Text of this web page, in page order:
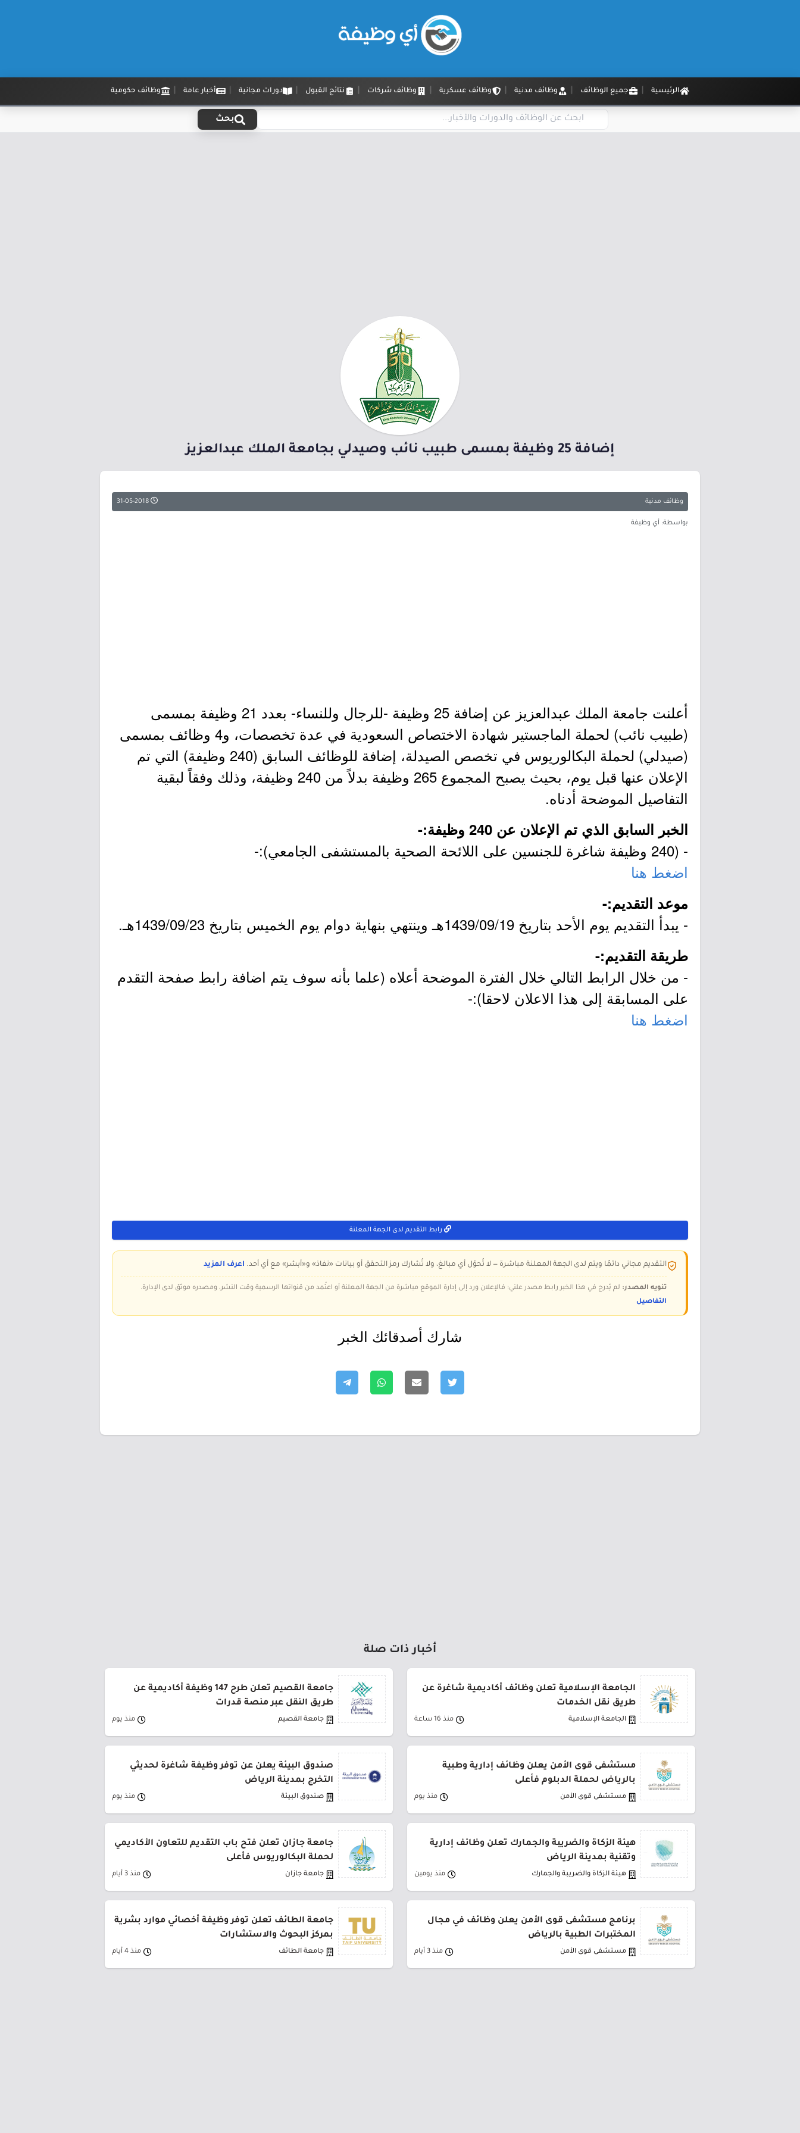
الرئيسية جميع الوظائف وظائف مدنية وظائف عسكرية وظائف شركات نتائج القبول دورات مجانية أخبار عامة وظائف حكومية
بحث
إضافة 25 وظيفة بمسمى طبيب نائب وصيدلي بجامعة الملك عبدالعزيز
وظائف مدنية
بواسطة: أي وظيفة
أعلنت جامعة الملك عبدالعزيز عن إضافة 25 وظيفة -للرجال وللنساء- بعدد 21 وظيفة بمسمى
(طبيب نائب) لحملة الماجستير شهادة الاختصاص السعودية في عدة تخصصات، و4 وظائف بمسمى
(صيدلي) لحملة البكالوريوس في تخصص الصيدلة، إضافة للوظائف السابق (240 وظيفة) التي تم
الإعلان عنها قبل يوم، بحيث يصبح المجموع 265 وظيفة بدلاً من 240 وظيفة، وذلك وفقاً لبقية
التفاصيل الموضحة أدناه.
الخبر السابق الذي تم الإعلان عن 240 وظيفة:-
- (240 وظيفة شاغرة للجنسين على اللائحة الصحية بالمستشفى الجامعي):-
اضغط هنا
موعد التقديم:-
- يبدأ التقديم يوم الأحد بتاريخ 1439/09/19هـ وينتهي بنهاية دوام يوم الخميس بتاريخ 1439/09/23هـ.
طريقة التقديم:-
- من خلال الرابط التالي خلال الفترة الموضحة أعلاه (علما بأنه سوف يتم اضافة رابط صفحة التقدم
على المسابقة إلى هذا الاعلان لاحقا):-
اضغط هنا
رابط التقديم لدى الجهة المعلنة
التقديم مجاني دائمًا ويتم لدى الجهة المعلنة مباشرة — لا تُحوّل أي مبالغ، ولا تُشارك رمز التحقق أو بيانات «نفاذ» و«أبشر» مع أي أحد. اعرف المزيد
تنويه المصدر: لم يُدرج في هذا الخبر رابط مصدر علني؛ فالإعلان ورد إلى إدارة الموقع مباشرة من الجهة المعلنة أو اعتُمد من قنواتها الرسمية وقت النشر، ومصدره موثق لدى الإدارة.
التفاصيل
شارك أصدقائك الخبر
أخبار ذات صلة
الجامعة الإسلامية تعلن وظائف أكاديمية شاغرة عن
طريق نقل الخدمات
الجامعة الإسلامية منذ 16 ساعة
جامعة القصيم تعلن طرح 147 وظيفة أكاديمية عن
طريق النقل عبر منصة قدرات
جامعة القصيم منذ يوم
مستشفى قوى الأمن يعلن وظائف إدارية وطبية
بالرياض لحملة الدبلوم فأعلى
مستشفى قوى الأمن منذ يوم
صندوق البيئة يعلن عن توفر وظيفة شاغرة لحديثي
التخرج بمدينة الرياض
صندوق البيئة منذ يوم
هيئة الزكاة والضريبة والجمارك تعلن وظائف إدارية
وتقنية بمدينة الرياض
هيئة الزكاة والضريبة والجمارك منذ يومين
جامعة جازان تعلن فتح باب التقديم للتعاون الأكاديمي
لحملة البكالوريوس فأعلى
جامعة جازان منذ 3 أيام
برنامج مستشفى قوى الأمن يعلن وظائف في مجال
المختبرات الطبية بالرياض
مستشفى قوى الأمن منذ 3 أيام
جامعة الطائف تعلن توفر وظيفة أخصائي موارد بشرية
بمركز البحوث والاستشارات
جامعة الطائف منذ 4 أيام